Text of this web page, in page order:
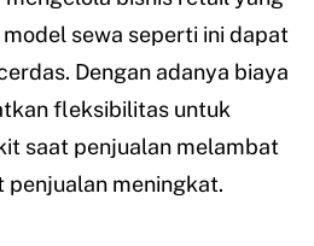
sewa seperti ini dapat
Dengan adanya biaya
fleksibilitas untuk
saat penjualan melambat
penjualan meningkat.